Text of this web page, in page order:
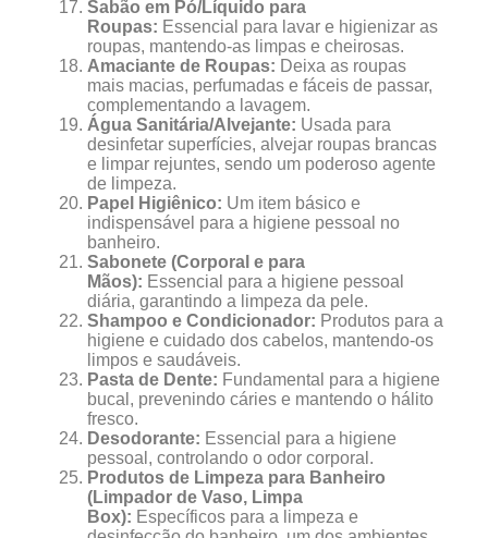
Sabão em Pó/Líquido para
Roupas: Essencial para lavar e higienizar as
roupas, mantendo-as limpas e cheirosas.
Amaciante de Roupas: Deixa as roupas
mais macias, perfumadas e fáceis de passar,
complementando a lavagem.
Água Sanitária/Alvejante: Usada para
desinfetar superfícies, alvejar roupas brancas
e limpar rejuntes, sendo um poderoso agente
de limpeza.
Papel Higiênico: Um item básico e
indispensável para a higiene pessoal no
banheiro.
Sabonete (Corporal e para
Mãos): Essencial para a higiene pessoal
diária, garantindo a limpeza da pele.
Shampoo e Condicionador: Produtos para a
higiene e cuidado dos cabelos, mantendo-os
limpos e saudáveis.
Pasta de Dente: Fundamental para a higiene
bucal, prevenindo cáries e mantendo o hálito
fresco.
Desodorante: Essencial para a higiene
pessoal, controlando o odor corporal.
Produtos de Limpeza para Banheiro
(Limpador de Vaso, Limpa
Box): Específicos para a limpeza e